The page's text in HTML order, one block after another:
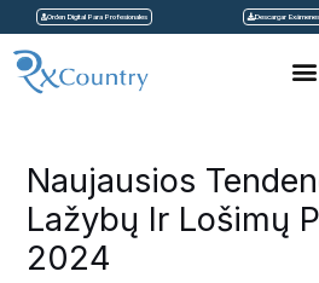
contenido
Orden Digital Para Profesionales Descargar Exámenes
Naujausios
Lažybų Ir Lošimų
2024
entradas